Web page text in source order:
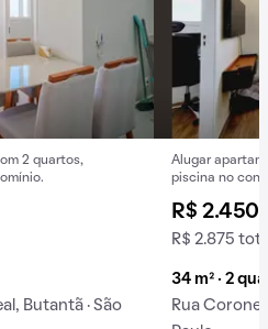
2 quartos,
Butantã · São
Alugar
piscina no
R$ 2.450
R$ 2.875
34 m² · 2
Rua Coronel